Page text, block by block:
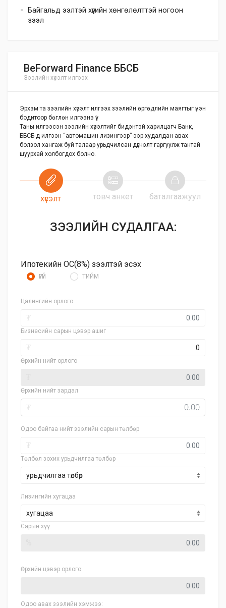
Байгальд ээлтэй хүүгийн хөнгөлөлттэй ногоон
зээл
BeForward Finance ББСБ
Зээлийн хүсэлт илгээх
Эрхэм та зээлийн хүсэлт илгээх зээлийн өргөдлийн маягтыг үнэн
бодитоор бөглөн илгээнэ үү!
Таны илгээсэн зээлийн хүсэлтийг бидэнтэй харилцагч Банк,
ББСБ-д илгээн “автомашин лизингээр”-ээр худалдан авах
болзол хангаж буй талаар урьдчилсан дүгнэлт гаргуулж тантай
шуурхай холбогдох болно.
хүсэлт товч анкет баталгаажуул
ЗЭЭЛИЙН СУДАЛГАА:
Ипотекийн ОС(8%) зээлтэй эсэх
ҮГҮЙ ТИЙМ
Цалингийн орлого
₮
Бизнесийн сарын цэвэр ашиг
₮
Өрхийн нийт орлого
Өрхийн нийт зардал
₮
Одоо байгаа нийт зээлийн сарын төлбөр
₮
Төлбөл зохих урьдчилгаа төлбөр
Лизингийн хугацаа
хугацаа
Сарын хүү:
Өрхийн цэвэр орлого:
Одоо авах зээлийн хэмжээ: